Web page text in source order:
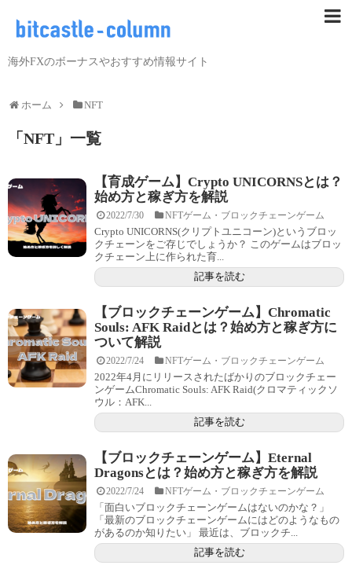
海外FXのボーナスやおすすめ情報サイト
ホーム NFT
「 NFT 」 一覧
【育成ゲーム】Crypto UNICORNSとは？
始め方と稼ぎ方を解説
2022/7/30 NFTゲーム・ブロックチェーンゲーム
Crypto UNICORNS(クリプトユニコーン)というブロッ
クチェーンをご存じでしょうか？ このゲームはブロッ
クチェーン上に作られた育...
記事を読む
【ブロックチェーンゲーム】Chromatic
Souls: AFK Raidとは？始め方と稼ぎ方に
ついて解説
2022/7/24 NFTゲーム・ブロックチェーンゲーム
2022年4月にリリースされたばかりのブロックチェー
ンゲームChromatic Souls: AFK Raid(クロマティックソ
ウル：AFK...
記事を読む
【ブロックチェーンゲーム】Eternal
Dragonsとは？始め方と稼ぎ方を解説
2022/7/24 NFTゲーム・ブロックチェーンゲーム
「面白いブロックチェーンゲームはないのかな？」
「最新のブロックチェーンゲームにはどのようなもの
があるのか知りたい」 最近は、ブロックチ...
記事を読む